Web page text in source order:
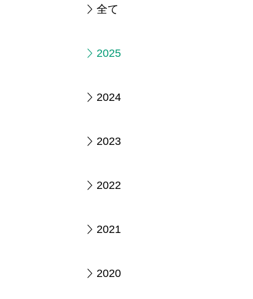
全て
2025
2024
2023
2022
2021
2020